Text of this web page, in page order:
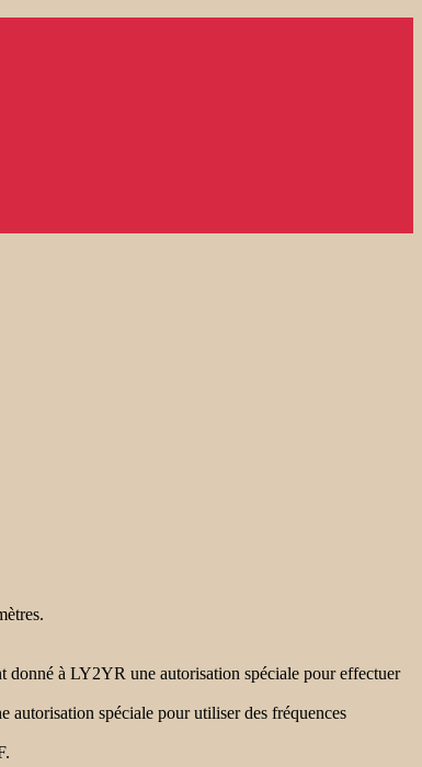
donné à LY2YR une autorisation spéciale pour effectuer
autorisation spéciale pour utiliser des fréquences